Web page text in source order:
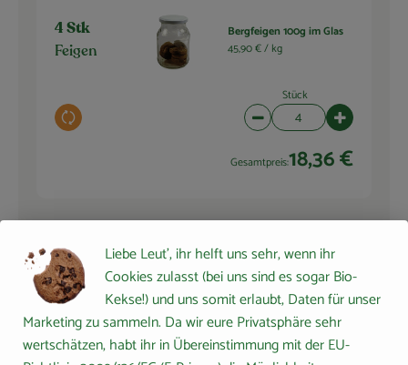
4 Stk
Feigen
Auswahl ändern
Bergfeigen 100g im Glas
45,90 € / kg
Stück
Artikelanzahl verringern
Gesamtpreis:18,36 €
Du hast sicher:
1 Prise
Erntesegen Ur-Salz,
Streudose 400g
Liebe Leut', ihr helft uns sehr, wenn ihr
Cookies zulasst (bei uns sind es sogar Bio-
Kekse!) und uns somit erlaubt, Daten für unser
Marketing zu sammeln. Da wir eure Privatsphäre sehr
wertschätzen, habt ihr in Übereinstimmung mit der EU-